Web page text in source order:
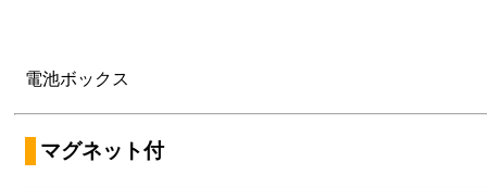
電池ボックス
マグネット付